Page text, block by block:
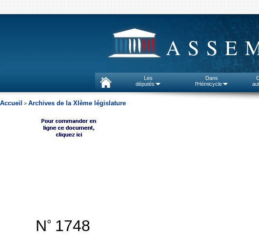
Les
députés
Dans
l'Hémicycle
Accueil > Archives de la XIème législature
N° 1748